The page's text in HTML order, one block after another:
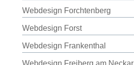
Webdesign Forchtenberg
Webdesign Forst
Webdesign Frankenthal
Webdesign Freiberg am Neckar